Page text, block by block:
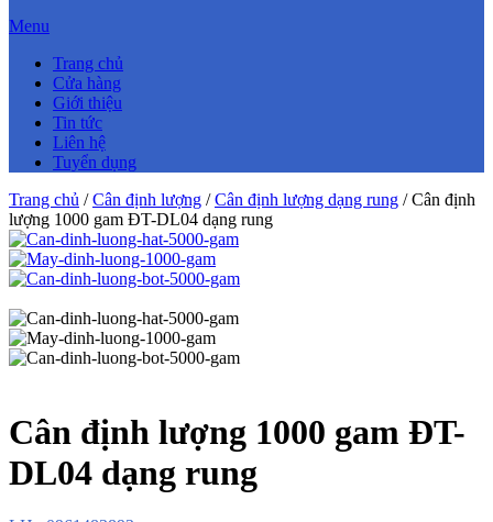
Menu
Trang chủ
Cửa hàng
Giới thiệu
Tin tức
Liên hệ
Tuyển dụng
Trang chủ /Cân định lượng /Cân định lượng dạng rung / Cân định
lượng 1000 gam ĐT-DL04 dạng rung
Cân định lượng 1000 gam ĐT-
DL04 dạng rung